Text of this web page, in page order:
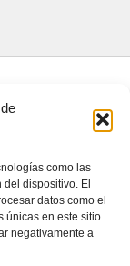
como las
dispositivo. El
datos como el
únicas en este sitio.
negativamente a